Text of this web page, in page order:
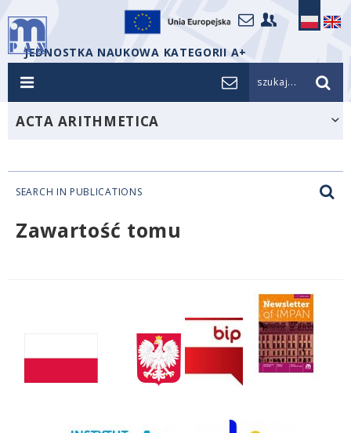
JEDNOSTKA NAUKOWA KATEGORII A+
szukaj...
ACTA ARITHMETICA
SEARCH IN PUBLICATIONS
Zawartość tomu